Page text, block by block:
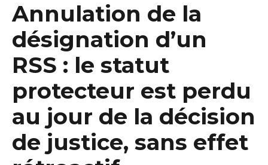
Annulation de la
désignation d’un
RSS : le statut
protecteur est perdu
au jour de la décision
de justice, sans effet